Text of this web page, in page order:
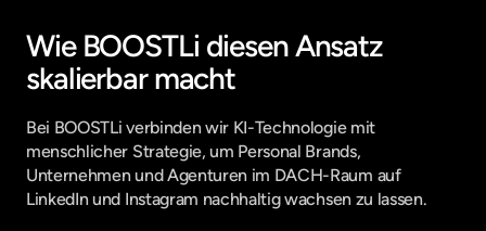
Wie BOOSTLi diesen Ansatz
skalierbar macht
Bei BOOSTLi verbinden wir KI-Technologie mit
menschlicher Strategie, um Personal Brands,
Unternehmen und Agenturen im DACH-Raum auf
LinkedIn und Instagram nachhaltig wachsen zu lassen.